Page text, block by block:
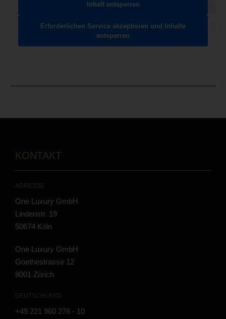
Inhalt entsperren
Erforderlichen Service akzeptieren und Inhalte
entsperren
KONTAKT
ADRESSE
One Luxury GmbH
Lindenstr. 19
50674 Köln
One Luxury GmbH
Goethestrasse 12
8001 Zürich
DEUTSCHLAND
+49 221 960 276 - 10